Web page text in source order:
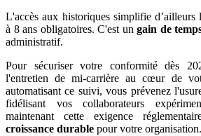
L'accès aux historiques simplifie d’ailleurs
à 8 ans obligatoires. C'est un gain de
administratif.
Pour sécuriser votre conformité dès
l'entretien de mi-carrière au cœur de
automatisant ce suivi, vous prévenez
fidélisant vos collaborateurs
maintenant cette exigence
croissance durable pour votre organisation.